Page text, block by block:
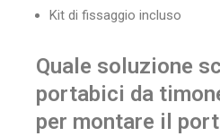
Kit di fissaggio incluso
Quale soluzione
portabici da
per montare il